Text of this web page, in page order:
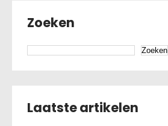
Zoeken
Zoeken
Laatste artikelen